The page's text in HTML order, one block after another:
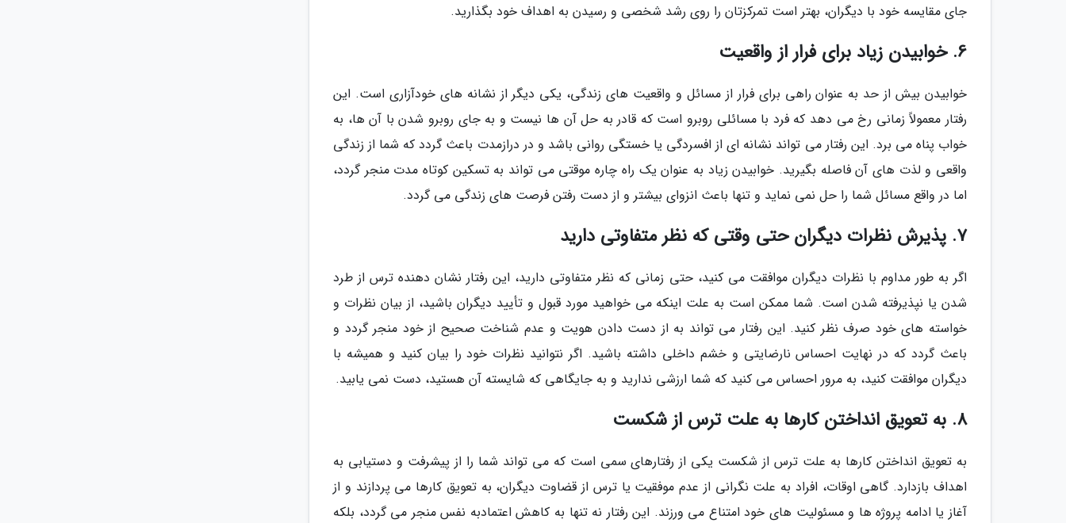
جای مقایسه خود با دیگران، بهتر است تمرکزتان را روی رشد شخصی و رسیدن به اهداف خود بگذارید.
6. خوابیدن زیاد برای فرار از واقعیت
خوابیدن بیش از حد به عنوان راهی برای فرار از مسائل و واقعیت های زندگی، یکی دیگر از نشانه های خودآزاری است. این
رفتار معمولاً زمانی رخ می دهد که فرد با مسائلی روبرو است که قادر به حل آن ها نیست و به جای روبرو شدن با آن ها، به
خواب پناه می برد. این رفتار می تواند نشانه ای از افسردگی یا خستگی روانی باشد و در درازمدت باعث گردد که شما از زندگی
واقعی و لذت های آن فاصله بگیرید. خوابیدن زیاد به عنوان یک راه چاره موقتی می تواند به تسکین کوتاه مدت منجر گردد،
اما در واقع مسائل شما را حل نمی نماید و تنها باعث انزوای بیشتر و از دست رفتن فرصت های زندگی می گردد.
7. پذیرش نظرات دیگران حتی وقتی که نظر متفاوتی دارید
اگر به طور مداوم با نظرات دیگران موافقت می کنید، حتی زمانی که نظر متفاوتی دارید، این رفتار نشان دهنده ترس از طرد
شدن یا نپذیرفته شدن است. شما ممکن است به علت اینکه می خواهید مورد قبول و تأیید دیگران باشید، از بیان نظرات و
خواسته های خود صرف نظر کنید. این رفتار می تواند به از دست دادن هویت و عدم شناخت صحیح از خود منجر گردد و
باعث گردد که در نهایت احساس نارضایتی و خشم داخلی داشته باشید. اگر نتوانید نظرات خود را بیان کنید و همیشه با
دیگران موافقت کنید، به مرور احساس می کنید که شما ارزشی ندارید و به جایگاهی که شایسته آن هستید، دست نمی یابید.
8. به تعویق انداختن کارها به علت ترس از شکست
به تعویق انداختن کارها به علت ترس از شکست یکی از رفتارهای سمی است که می تواند شما را از پیشرفت و دستیابی به
اهداف بازدارد. گاهی اوقات، افراد به علت نگرانی از عدم موفقیت یا ترس از قضاوت دیگران، به تعویق کارها می پردازند و از
آغاز یا ادامه پروژه ها و مسئولیت های خود امتناع می ورزند. این رفتار نه تنها به کاهش اعتمادبه نفس منجر می گردد، بلکه